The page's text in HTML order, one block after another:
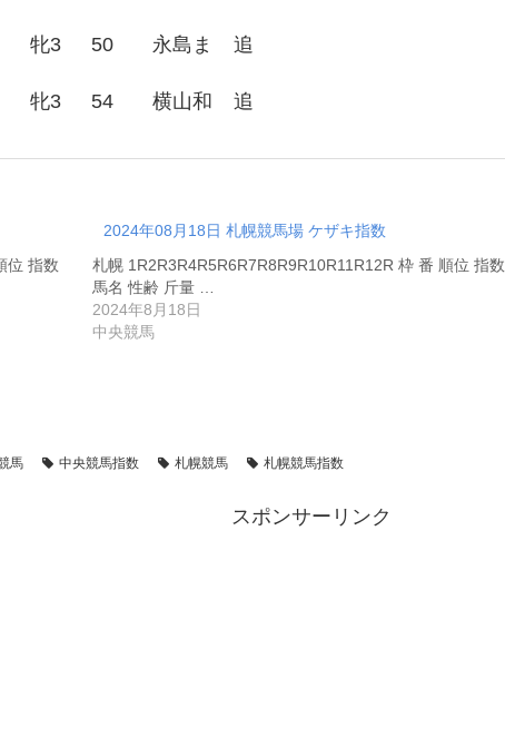
牝3 50 永島ま 追
牝3 54 横山和 追
位 指数
2024年08月18日 札幌競馬場 ケザキ指数
札幌 1R2R3R4R5R6R7R8R9R10R11R12R 枠 番 順位 指数
馬名 性齢 斤量 …
2024年8月18日
中央競馬
馬 中央競馬指数 札幌競馬 札幌競馬指数
スポンサーリンク